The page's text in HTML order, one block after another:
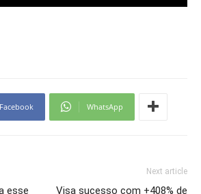
Facebook WhatsApp
esse
Next article
Visa sucesso com +408% de